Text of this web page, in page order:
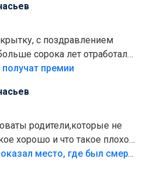
с поздравлением
сорока лет отработали
премии
родители,которые не
хорошо и что такое плохо!
безумия,есть же
«Попал на пику»: СК показал место, где был смертельно травмирован ребенок в Тольятти